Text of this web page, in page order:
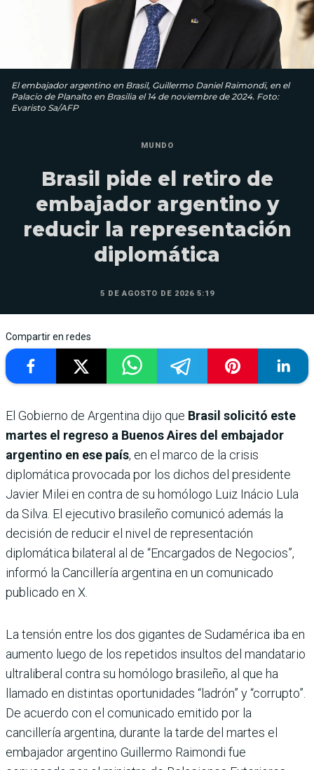
El embajador argentino en Brasil, Guillermo Daniel Raimondi, en el
Palacio de Planalto en Brasilia el 14 de noviembre de 2024. Foto:
Evaristo Sa/AFP
MUNDO
Brasil pide el retiro de
embajador argentino y
reducir la representación
diplomática
5 DE AGOSTO DE 2026 5:19
Compartir en redes
El Gobierno de Argentina dijo que Brasil solicitó este
martes el regreso a Buenos Aires del embajador
argentino en ese país, en el marco de la crisis
diplomática provocada por los dichos del presidente
Javier Milei en contra de su homólogo Luiz Inácio Lula
da Silva. El ejecutivo brasileño comunicó además la
decisión de reducir el nivel de representación
diplomática bilateral al de “Encargados de Negocios”,
informó la Cancillería argentina en un comunicado
publicado en X.
La tensión entre los dos gigantes de Sudamérica iba en
aumento luego de los repetidos insultos del mandatario
ultraliberal contra su homólogo brasileño, al que ha
llamado en distintas oportunidades “ladrón” y “corrupto”.
De acuerdo con el comunicado emitido por la
cancillería argentina, durante la tarde del martes el
embajador argentino Guillermo Raimondi fue